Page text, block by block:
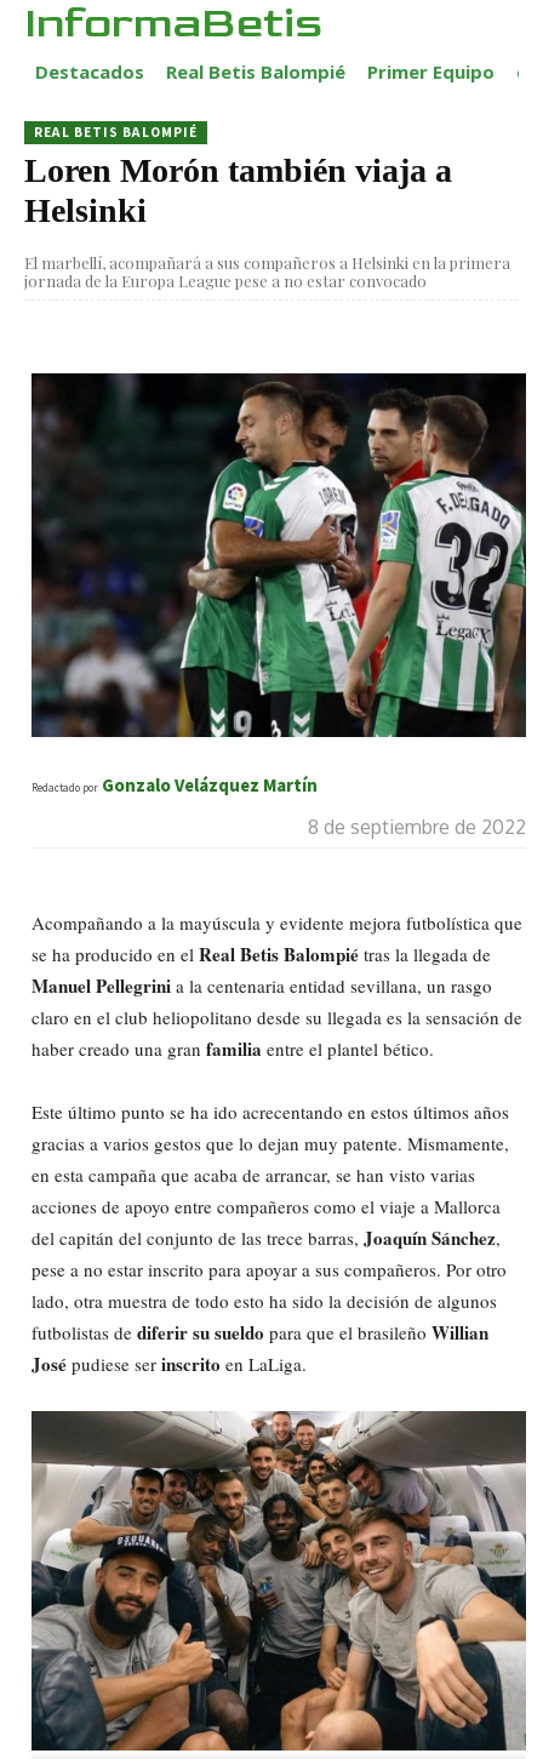
InformaBetis
Destacados Real Betis Balompié Primer Equipo
REAL BETIS BALOMPIÉ
Loren Morón también viaja a
Helsinki
El marbellí, acompañará a sus compañeros a Helsinki en la primera
jornada de la Europa League pese a no estar convocado
Redactado por Gonzalo Velázquez Martín
8 de septiembre de 2022
Acompañando a la mayúscula y evidente mejora futbolística que
se ha producido en el Real Betis Balompié tras la llegada de
Manuel Pellegrini a la centenaria entidad sevillana, un rasgo
claro en el club heliopolitano desde su llegada es la sensación de
haber creado una gran familia entre el plantel bético.
Este último punto se ha ido acrecentando en estos últimos años
gracias a varios gestos que lo dejan muy patente. Mismamente,
en esta campaña que acaba de arrancar, se han visto varias
acciones de apoyo entre compañeros como el viaje a Mallorca
del capitán del conjunto de las trece barras, Joaquín Sánchez,
pese a no estar inscrito para apoyar a sus compañeros. Por otro
lado, otra muestra de todo esto ha sido la decisión de algunos
futbolistas de diferir su sueldo para que el brasileño Willian
José pudiese ser inscrito en LaLiga.